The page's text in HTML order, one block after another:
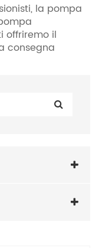
la pompa
offriremo il
consegna